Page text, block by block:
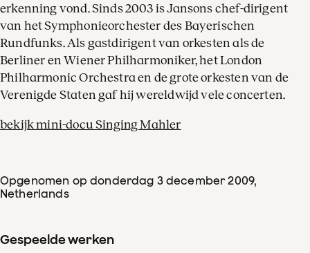
erkenning vond. Sinds 2003 is Jansons chef-dirigent
van het Symphonieorchester des Bayerischen
Rundfunks. Als gastdirigent van orkesten als de
Berliner en Wiener Philharmoniker, het London
Philharmonic Orchestra en de grote orkesten van de
Verenigde Staten gaf hij wereldwijd vele concerten.
bekijk mini-docu Singing Mahler
Opgenomen op donderdag 3 december 2009,
Netherlands
Gespeelde werken